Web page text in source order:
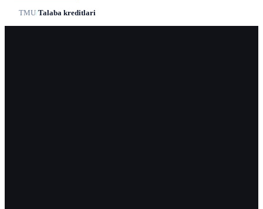
TMU/Talaba kreditlari